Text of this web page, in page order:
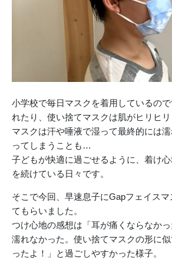
小学校で毎日マスクを着用しているの
れたり、使い捨てマスクは肌がヒリヒ
マスクは汗や唾液で湿って最終的には
ってしまうことも…
子どもが快適に過ごせるように、着け
を続けている日々です。
そこで今回、早速息子にGapフェイス
てもらいました。
つけ心地の感想は「耳が痛くならなか
濡れなかった。使い捨てマスクの形に
ったよ！」と過ごしやすかった様子。